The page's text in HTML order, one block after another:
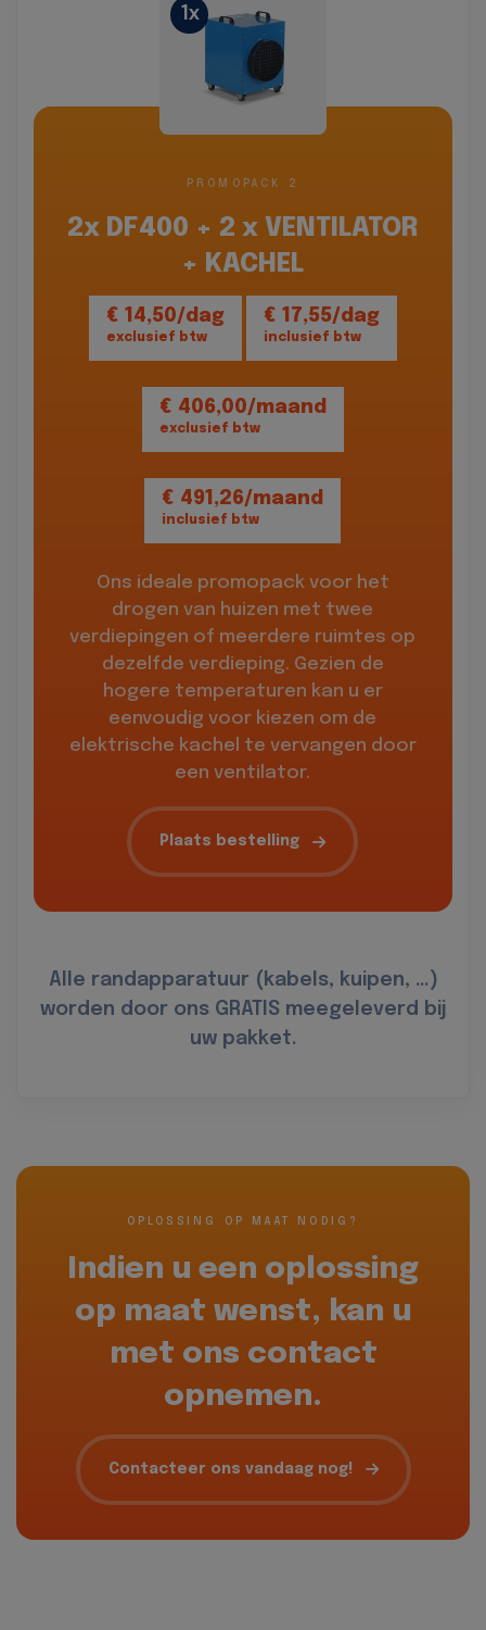
1x
PROMOPACK 2
2x DF400 + 2 x VENTILATOR
+ KACHEL
€ 14,50/dag
exclusief btw
€ 17,55/dag
inclusief btw
€ 406,00/maand
exclusief btw
€ 491,26/maand
inclusief btw
Ons ideale promopack voor het
drogen van huizen met twee
verdiepingen of meerdere ruimtes op
dezelfde verdieping. Gezien de
hogere temperaturen kan u er
eenvoudig voor kiezen om de
elektrische kachel te vervangen door
een ventilator.
Plaats bestelling
Alle randapparatuur (kabels, kuipen, …)
worden door ons GRATIS meegeleverd bij
uw pakket.
OPLOSSING OP MAAT NODIG?
Indien u een oplossing
op maat wenst, kan u
met ons contact
opnemen.
Contacteer ons vandaag nog!